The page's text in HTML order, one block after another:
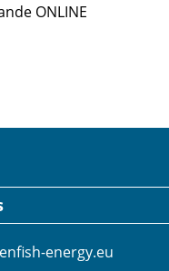
ONLINE
energy.eu